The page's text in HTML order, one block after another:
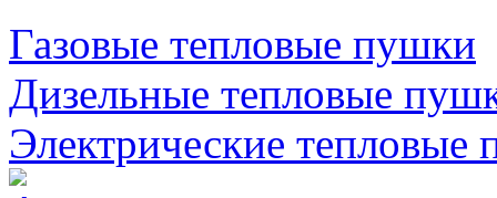
Газовые тепловые пушки
Дизельные тепловые
Электрические тепловые